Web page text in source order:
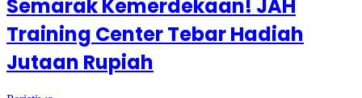
Semarak Kemerdekaan! JAH
Training Center Tebar Hadiah
Jutaan Rupiah